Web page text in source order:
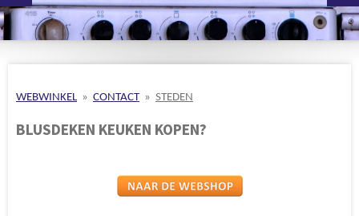
WEBWINKEL » CONTACT » STEDEN
BLUSDEKEN KEUKEN KOPEN?